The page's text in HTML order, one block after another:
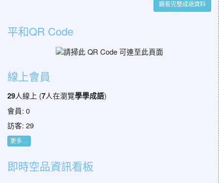
觀看完整成語資料
平和QR Code
線上會員
29人線上 (7人在瀏覽學學成語)
會員: 0
訪客: 29
更多…
即時空品資訊看板